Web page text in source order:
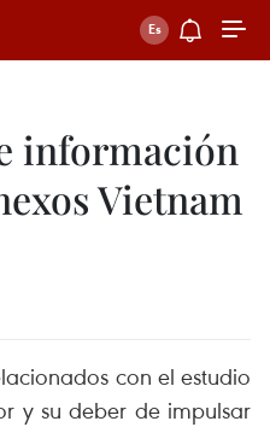
información
Vietnam
con el estudio
y su deber de impulsar